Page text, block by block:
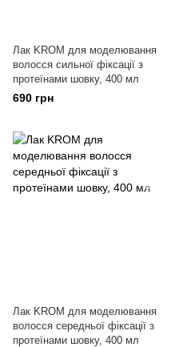
Лак KROM для моделювання
волосся сильної фіксації з
протеїнами шовку, 400 мл
690 грн
Лак KROM для моделювання
волосся середньої фіксації з
протеїнами шовку, 400 мл